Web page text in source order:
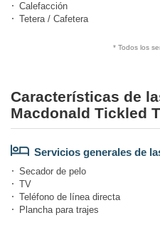
Calefacción
Tetera / Cafetera
* Todos los
Características de
Macdonald Tickled
Servicios generales de
Secador de pelo
TV
Teléfono de línea directa
Plancha para trajes